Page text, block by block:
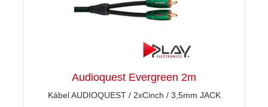
Audioquest Evergreen 2m
Kábel AUDIOQUEST / 2xCinch / 3,5mm JACK